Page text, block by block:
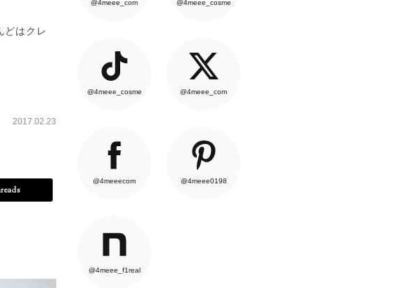
どはクレ
2017.02.23
@4meee_com @4meee_cosme
@4meee_cosme @4meee_com
@4meeecom @4meee0198
@4meee_f1real